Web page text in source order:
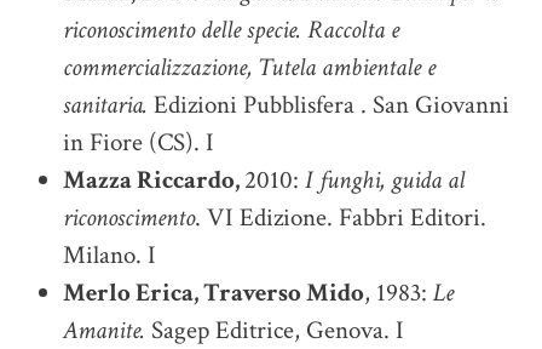
riconoscimento delle specie. Raccolta e
commercializzazione, Tutela ambientale e
sanitaria. Edizioni Pubblisfera . San Giovanni
in Fiore (CS). I
Mazza Riccardo,2010: I funghi, guida al
riconoscimento. VI Edizione. Fabbri Editori.
Milano. I
Merlo Erica, Traverso Mido, 1983: Le
Amanite. Sagep Editrice, Genova. I